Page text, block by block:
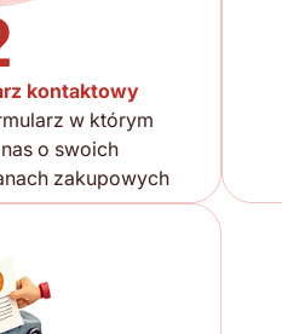
kontaktowy
w którym
o swoich
zakupowych